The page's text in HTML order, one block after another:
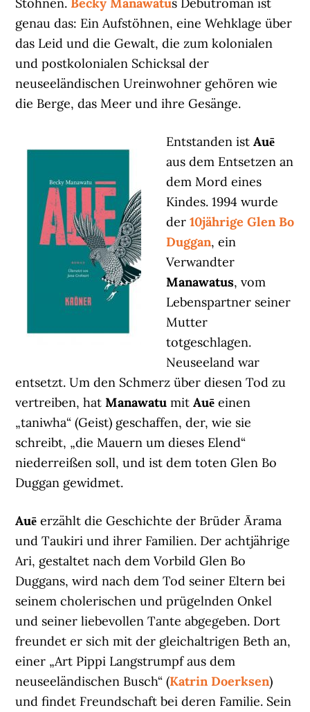
genau das: Ein Aufstöhnen, eine Wehklage über
das Leid und die Gewalt, die zum kolonialen
und postkolonialen Schicksal der
neuseeländischen Ureinwohner gehören wie
die Berge, das Meer und ihre Gesänge.
Entstanden istAuē
aus dem Entsetzen an
dem Mord eines
Kindes. 1994 wurde
der10jährige Glen Bo
Duggan, ein
Verwandter
Manawatus, vom
Lebenspartner seiner
Mutter
totgeschlagen.
Neuseeland war
entsetzt. Um den Schmerz über diesen Tod zu
vertreiben, hatManawatu mitAuē einen
„taniwha“ (Geist) geschaffen, der, wie sie
schreibt, „die Mauern um dieses Elend“
niederreißen soll, und ist dem toten Glen Bo
Duggan gewidmet.
Auēerzählt die Geschichte der Brüder Ārama
und Taukiri und ihrer Familien. Der achtjährige
Ari, gestaltet nach dem Vorbild Glen Bo
Duggans, wird nach dem Tod seiner Eltern bei
seinem cholerischen und prügelnden Onkel
und seiner liebevollen Tante abgegeben. Dort
freundet er sich mit der gleichaltrigen Beth an,
einer „Art Pippi Langstrumpf aus dem
neuseeländischen Busch“ (Katrin Doerksen)
und findet Freundschaft bei deren Familie. Sein